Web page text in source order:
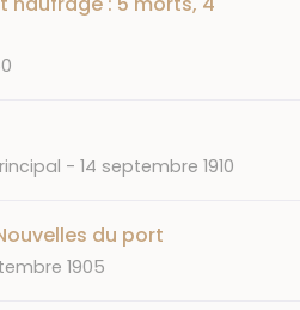
DATE
14 septembre 1910
du port
1905